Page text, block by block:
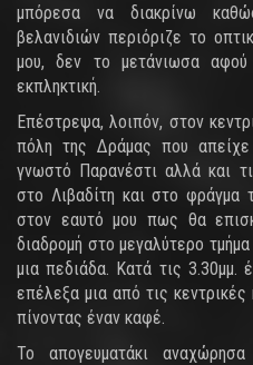
μπόρεσα να διακρίνω
βελανιδιών περιόριζε το
μου, δεν το μετάνιωσα
εκπληκτική.
Επέστρεψα, λοιπόν, στον
πόλη της Δράμας που
γνωστό Παρανέστι αλλά και
στο Λιβαδίτη και στο φράγμα
στον εαυτό μου πως θα
διαδρομή στο μεγαλύτερο
μια πεδιάδα. Κατά τις
επέλεξα μια από τις
πίνοντας έναν καφέ.
Το απογευματάκι